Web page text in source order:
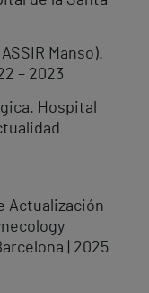
Manso).
– 2023
Hospital
Actualización
| 2025